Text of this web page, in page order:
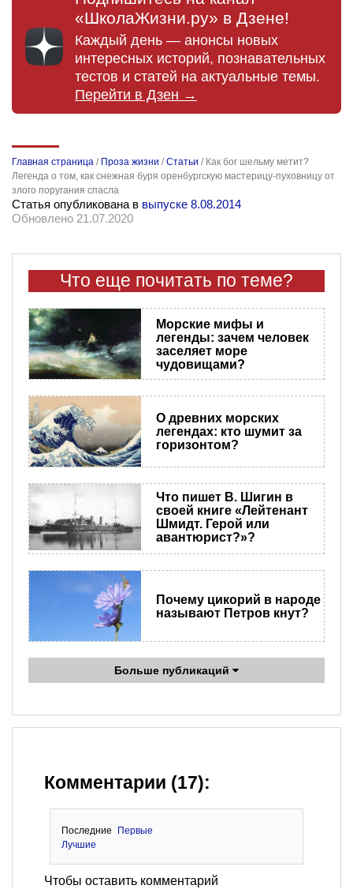
«ШколаЖизни.ру» в Дзене!
Каждый день — анонсы новых
интересных историй, познавательных
тестов и статей на актуальные темы.
Перейти в Дзен →
Главная страница / Проза жизни /Статьи / Как бог шельму метит?
Легенда о том, как снежная буря оренбургскую мастерицу-пуховницу от
злого поругания спасла
Статья опубликована в выпуске 8.08.2014
Обновлено 21.07.2020
Что еще почитать по теме?
Морские мифы и
легенды: зачем человек
заселяет море
чудовищами?
О древних морских
легендах: кто шумит за
горизонтом?
Что пишет В. Шигин в
своей книге «Лейтенант
Шмидт. Герой или
авантюрист?»?
Почему цикорий в народе
называют Петров кнут?
Больше публикаций
Комментарии (17):
Последние
Первые
Лучшие
Чтобы оставить комментарий